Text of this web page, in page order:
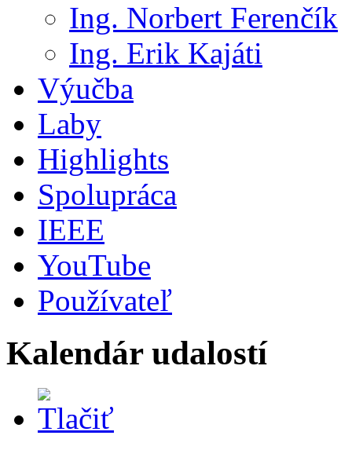
Ing. Norbert Ferenčík
Ing. Erik Kajáti
Výučba
Laby
Highlights
Spolupráca
IEEE
YouTube
Používateľ
Kalendár udalostí